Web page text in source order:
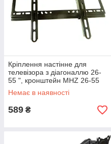
Кріплення настінне для
телевізора з діагоналлю 26-
55 ", кронштейн MHZ 26-55
V5 6888, чорний (SH011436)
Немає в наявності
589 ₴